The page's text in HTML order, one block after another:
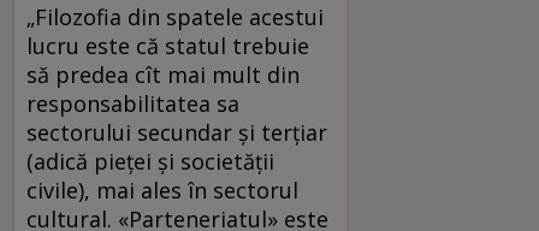
„Filozofia din spatele acestui
lucru este că statul trebuie
să predea cît mai mult din
responsabilitatea sa
sectorului secundar şi terţiar
(adică pieţei şi societăţii
civile), mai ales în sectorul
cultural. «Parteneriatul» este